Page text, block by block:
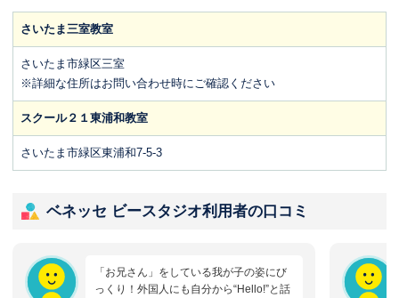
さいたま三室教室
さいたま市緑区三室
※詳細な住所はお問い合わせ時にご確認ください
スクール２１東浦和教室
さいたま市緑区東浦和7-5-3
ベネッセ ビースタジオ利用者の口コミ
「お兄さん」をしている我が子の姿にび
っくり！外国人にも自分から“Hello!”と話